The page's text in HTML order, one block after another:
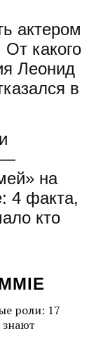
актером
какого
Леонид
в
—
на
4 факта,
кто
роли: 17